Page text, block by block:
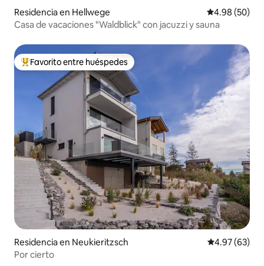
Residencia en Hellwege Calificación
4.98 (50)
Casa de vacaciones "Waldblick" con jacuzzi y sauna
De los mejores en Favorito entre huéspedes
Favorito entre huéspedes
Residencia en Neukieritzsch Calificación
4.97 (63)
Por cierto